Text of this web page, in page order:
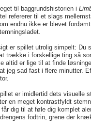
til baggrundshistorien i
refererer til et slags
endnu ikke er blevet
er spillet utrolig simpelt: Du
trække i forskellige ting så
altid er lige til at finde
jeg sad fast i flere minutter.
er imidlertid dets visuelle
en meget kontrastfyldt
dig til at føle dig komplet
fodtrin, grene der